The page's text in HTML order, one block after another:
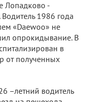
Лопадково -
1986 года
«Daewoo» не
опрокидывание. В
в
от полученных
–летний водитель